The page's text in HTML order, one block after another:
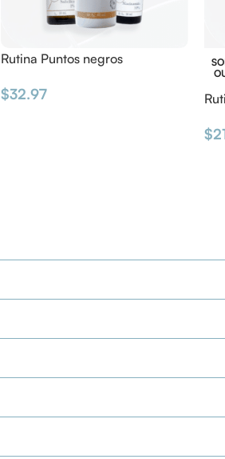
Rutina Puntos negros
$32.97
$